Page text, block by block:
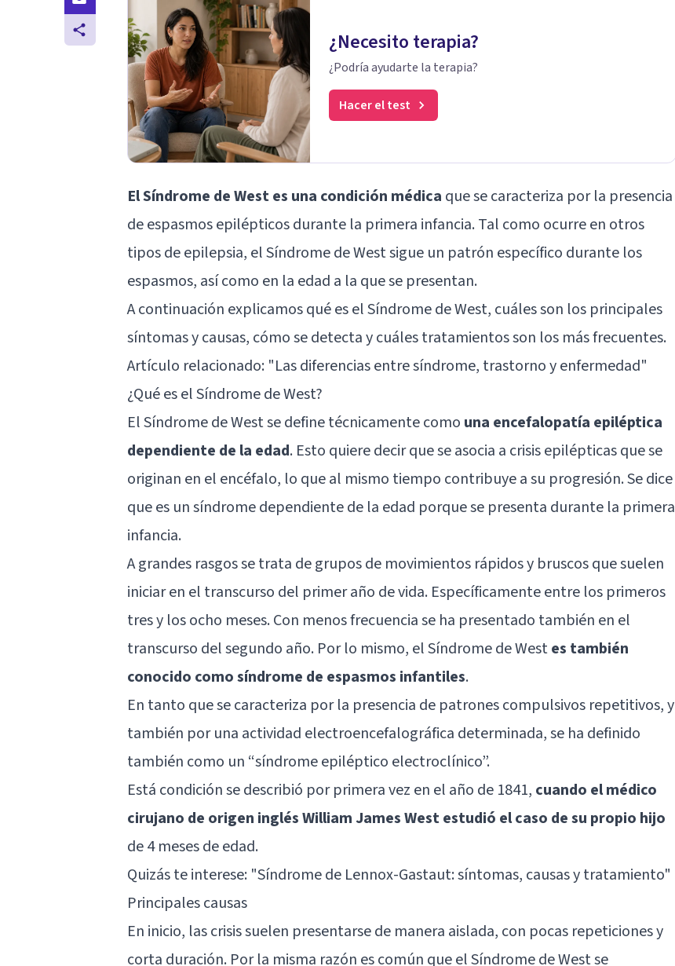
¿Necesito terapia?
¿Podría ayudarte la terapia?
Hacer el test
El Síndrome de West es una condición médica que se caracteriza por la presencia
de espasmos epilépticos durante la primera infancia. Tal como ocurre en otros
tipos de epilepsia, el Síndrome de West sigue un patrón específico durante los
espasmos, así como en la edad a la que se presentan.
A continuación explicamos qué es el Síndrome de West, cuáles son los principales
síntomas y causas, cómo se detecta y cuáles tratamientos son los más frecuentes.
Artículo relacionado: "Las diferencias entre síndrome, trastorno y enfermedad"
¿Qué es el Síndrome de West?
El Síndrome de West se define técnicamente como una encefalopatía epiléptica
dependiente de la edad. Esto quiere decir que se asocia a crisis epilépticas que se
originan en el encéfalo, lo que al mismo tiempo contribuye a su progresión. Se dice
que es un síndrome dependiente de la edad porque se presenta durante la primera
infancia.
A grandes rasgos se trata de grupos de movimientos rápidos y bruscos que suelen
iniciar en el transcurso del primer año de vida. Específicamente entre los primeros
tres y los ocho meses. Con menos frecuencia se ha presentado también en el
transcurso del segundo año. Por lo mismo, el Síndrome de Westes también
conocido como síndrome de espasmos infantiles.
En tanto que se caracteriza por la presencia de patrones compulsivos repetitivos, y
también por una actividad electroencefalográfica determinada, se ha definido
también como un “síndrome epiléptico electroclínico”.
Está condición se describió por primera vez en el año de 1841, cuando el médico
cirujano de origen inglés William James West estudió el caso de su propio hijo
de 4 meses de edad.
Quizás te interese: "Síndrome de Lennox-Gastaut: síntomas, causas y tratamiento"
Principales causas
En inicio, las crisis suelen presentarse de manera aislada, con pocas repeticiones y
corta duración. Por la misma razón es común que el Síndrome de West se